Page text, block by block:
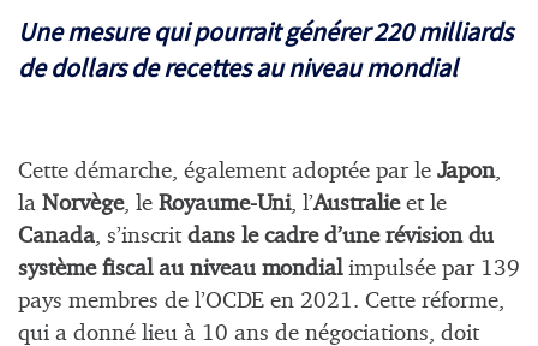
Une mesure qui pourrait générer 220 milliards
de dollars de recettes au niveau mondial
Cette démarche, également adoptée par le Japon,
la Norvège, le Royaume-Uni, l’Australieet le
Canada, s’inscrit dans le cadre d’une révision du
système fiscal au niveau mondialimpulsée par 139
pays membres de l’OCDE en 2021. Cette réforme,
qui a donné lieu à 10 ans de négociations, doit